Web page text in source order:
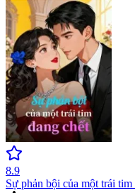
8.9
Sự phản bội của một trái tim